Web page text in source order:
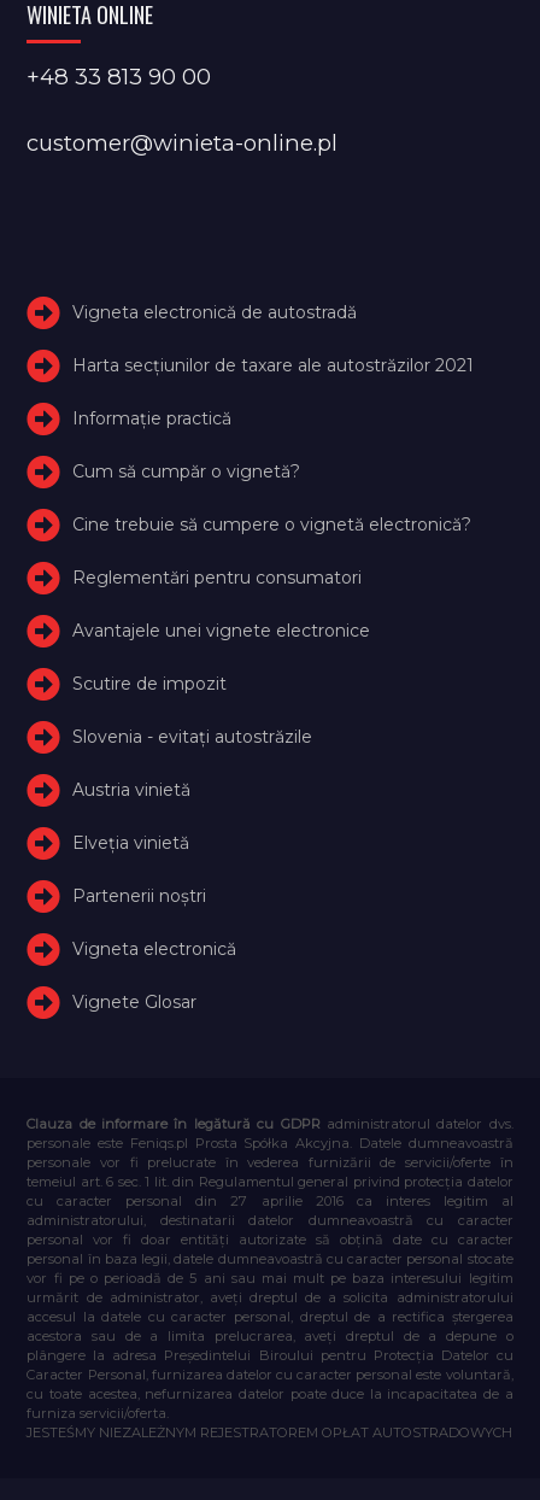
WINIETA ONLINE
+48 33 813 90 00
customer@winieta-online.pl
Vigneta electronică de autostradă
Harta secțiunilor de taxare ale autostrăzilor 2021
Informație practică
Cum să cumpăr o vignetă?
Cine trebuie să cumpere o vignetă electronică?
Reglementări pentru consumatori
Avantajele unei vignete electronice
Scutire de impozit
Slovenia - evitați autostrăzile
Austria vinietă
Elveţia vinietă
Partenerii noștri
Vigneta electronică
Vignete Glosar
Clauza de informare în legătură cu GDPR administratorul datelor dvs.
personale este Feniqs.pl Prosta Spółka Akcyjna. Datele dumneavoastră
personale vor fi prelucrate în vederea furnizării de servicii/oferte în
temeiul art. 6 sec. 1 lit. din Regulamentul general privind protecția datelor
cu caracter personal din 27 aprilie 2016 ca interes legitim al
administratorului, destinatarii datelor dumneavoastră cu caracter
personal vor fi doar entități autorizate să obțină date cu caracter
personal în baza legii, datele dumneavoastră cu caracter personal stocate
vor fi pe o perioadă de 5 ani sau mai mult pe baza interesului legitim
urmărit de administrator, aveți dreptul de a solicita administratorului
accesul la datele cu caracter personal, dreptul de a rectifica ștergerea
acestora sau de a limita prelucrarea, aveți dreptul de a depune o
plângere la adresa Președintelui Biroului pentru Protecția Datelor cu
Caracter Personal, furnizarea datelor cu caracter personal este voluntară,
cu toate acestea, nefurnizarea datelor poate duce la incapacitatea de a
furniza servicii/oferta.
JESTEŚMY NIEZALEŻNYM REJESTRATOREM OPŁAT AUTOSTRADOWYCH